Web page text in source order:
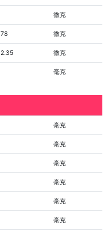
微克
78 微克
2.35 微克
毫克
毫克
毫克
毫克
毫克
毫克
毫克